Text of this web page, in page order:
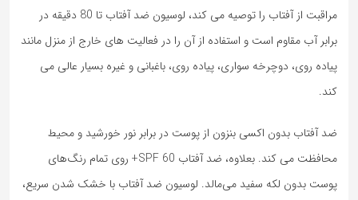
مراقبت از آفتاب را توصیه می کند، لوسیون ضد آفتاب تا 80 دقیقه در
برابر آب مقاوم است و استفاده از آن را در فعالیت های خارج از منزل مانند
پیاده روی، دوچرخه سواری، پیاده روی، باغبانی و غیره بسیار عالی می
کند.
ضد آفتاب بدون اکسی بنزون از پوست در برابر نور خورشید و محیط
محافظت می کند. بعلاوه، ضد آفتاب SPF 60+ روی تمام رنگ‌های
پوست بدون لکه سفید می‌مالد. لوسیون ضد آفتاب با خشک شدن سریع،